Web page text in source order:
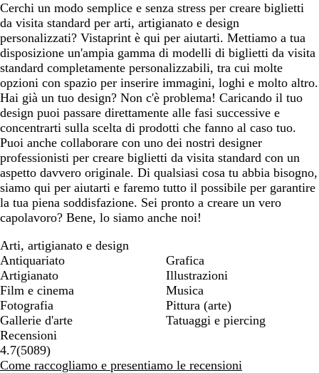
Cerchi un modo semplice e senza stress per creare biglietti
da visita standard per arti, artigianato e design
personalizzati? Vistaprint è qui per aiutarti. Mettiamo a tua
disposizione un'ampia gamma di modelli di biglietti da visita
standard completamente personalizzabili, tra cui molte
opzioni con spazio per inserire immagini, loghi e molto altro.
Hai già un tuo design? Non c'è problema! Caricando il tuo
design puoi passare direttamente alle fasi successive e
concentrarti sulla scelta di prodotti che fanno al caso tuo.
Puoi anche collaborare con uno dei nostri designer
professionisti per creare biglietti da visita standard con un
aspetto davvero originale. Di qualsiasi cosa tu abbia bisogno,
siamo qui per aiutarti e faremo tutto il possibile per garantire
la tua piena soddisfazione. Sei pronto a creare un vero
capolavoro? Bene, lo siamo anche noi!
Arti, artigianato e design
Antiquariato
Artigianato
Film e cinema
Fotografia
Gallerie d'arte
Grafica
Illustrazioni
Musica
Pittura (arte)
Tatuaggi e piercing
Recensioni
4.7(50895089
recensioni
)
Come raccogliamo e presentiamo le recensioni